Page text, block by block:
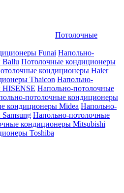
Потолочные
Funai Напольно-
Ballu Потолочные кондиционеры
кондиционеры Haier
Thaicon Напольно-
HISENSE Напольно-потолочные
потолочные кондиционеры
кондиционеры Midea Напольно-
Напольно-потолочные
кондиционеры Mitsubishi
Toshiba